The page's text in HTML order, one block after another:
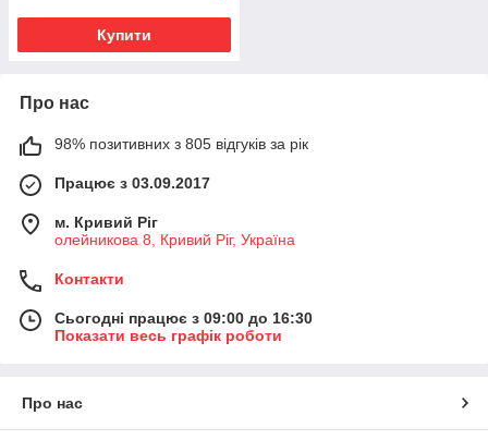
Купити
Про нас
98% позитивних з 805 відгуків за рік
Працює з 03.09.2017
м. Кривий Ріг
олейникова 8, Кривий Ріг, Україна
Контакти
Сьогодні працює з 09:00 до 16:30
Показати весь графік роботи
Про нас